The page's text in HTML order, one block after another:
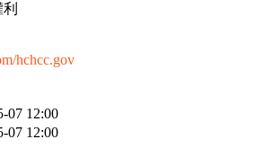
hchcc.gov
07 12:00
07 12:00